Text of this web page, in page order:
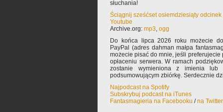
słuchania!
Ściągnij sześćset osiemdziesiąty odcinek
Youtube
Archive.org: mp3, ogg
Do końca lipca 2026 roku możecie
PayPal (adres dahman małpa
możecie pisać do mnie, jeśli
opłaceniu serwera. W ramach
zostanie wymieniona z imienia lub
podsumowującym zbiórkę. Serdecznie
Najpodcast na Spotify
Subskrybuj podcast na iTunes
Fantasmagieria na Facebooku /na